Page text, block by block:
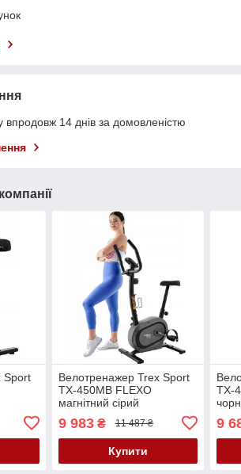
впродовж 14 днів за домовленістю
Sport
Велотренажер Trex Sport
TX-450MB FLEXO
магнітний сірий
9 983₴ 11 487 ₴
Купити
TX-
9